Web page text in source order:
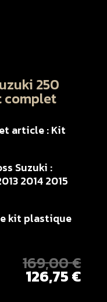
250
complet
article : Kit
Suzuki :
2014 2015
kit plastique
169,00€
126,75€